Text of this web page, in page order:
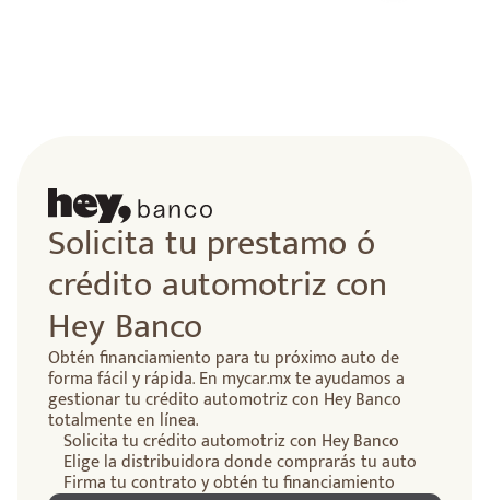
Solicita tu prestamo ó
crédito automotriz con
Hey Banco
Obtén financiamiento para tu próximo auto de
forma fácil y rápida. En mycar.mx te ayudamos a
gestionar tu crédito automotriz con Hey Banco
totalmente en línea.
Solicita tu crédito automotriz con Hey Banco
Elige la distribuidora donde comprarás tu auto
Firma tu contrato y obtén tu financiamiento